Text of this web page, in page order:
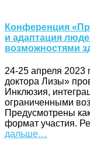
Конференция
и адаптация
возможностями
24-25 апреля
доктора Лизы»
Инклюзия,
ограниченными
Предусмотрены
формат участия.
дальше…